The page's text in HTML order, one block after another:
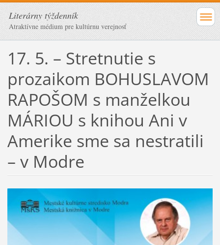
Literárny týždenník
Atraktívne médium pre kultúrnu verejnosť
17. 5. – Stretnutie s
prozaikom BOHUSLAVOM
RAPOŠOM s manželkou
MÁRIOU s knihou Ani v
Amerike sme sa nestratili
– v Modre